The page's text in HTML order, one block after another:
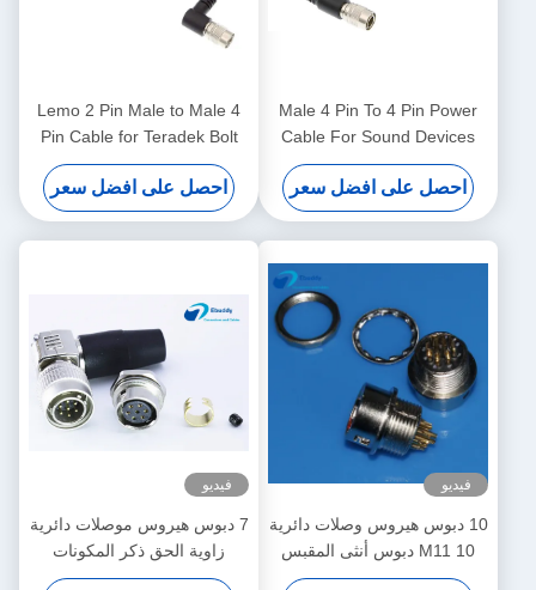
Male 4 Pin To 4 Pin Power
Cable For Sound Devices
Mixers 39 بوصة
احصل على افضل سعر
Lemo 2 Pin Male to Male 4
Pin Cable for Teradek Bolt
500 Transmitter من سوني F5
احصل على افضل سعر
فيديو
10 دبوس هيروس وصلات دائرية
M11 10 دبوس أنثى المقبس
HR10A-10R-10S
فيديو
7 دبوس هيروس موصلات دائرية
زاوية الحق ذكر المكونات
HR10A-10R-7S